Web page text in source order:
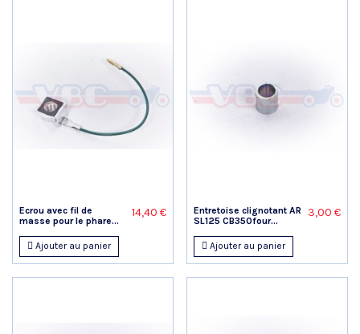
Ecrou avec fil de
masse pour le phare...
14,40 €
Ajouter au panier
Entretoise clignotant AR
SL125 CB350four...
3,00 €
Ajouter au panier